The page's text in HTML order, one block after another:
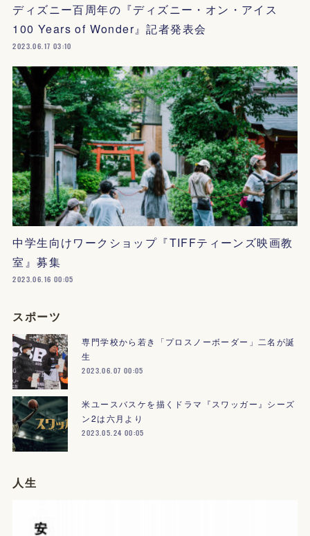
ディズニー百周年の『ディズニー・オン・アイス
100 Years of Wonder』記者発表会
2023.06.17 03:10
中学生向けワークショップ『TIFFティーンズ映画教
室』募集
2023.06.16 00:05
スポーツ
専門学校から若き「プロスノーボーダー」二名が誕
生
2023.06.07 00:05
米ユースバスケを描くドラマ『スワッガー』シーズ
ン2は六月より
2023.05.24 00:05
人生